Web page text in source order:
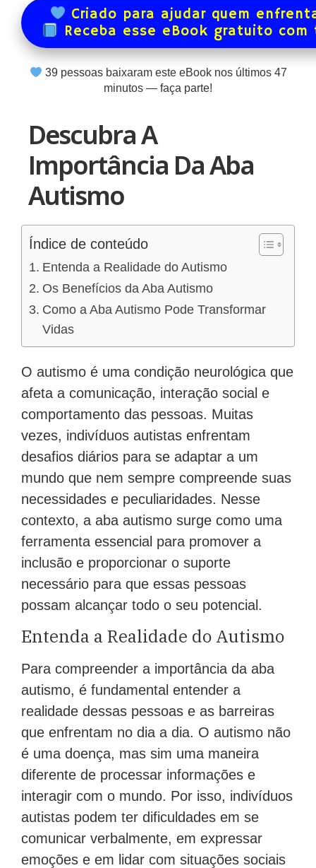
Criado para ajudar quem
Receba esse eBook gratuito
39pessoas baixaram este eBook nos últimos 47
minutos — faça parte!
Descubra A
Importância Da Aba
Autismo
Índice de conteúdo
Entenda a Realidade do Autismo
Os Benefícios da Aba Autismo
Como a Aba Autismo Pode Transformar
Vidas
O autismo é uma condição neurológica que
afeta a comunicação, interação social e
comportamento das pessoas. Muitas
vezes, indivíduos autistas enfrentam
desafios diários para se adaptar a um
mundo que nem sempre compreende suas
necessidades e peculiaridades. Nesse
contexto, a aba autismo surge como uma
ferramenta essencial para promover a
inclusão e proporcionar o suporte
necessário para que essas pessoas
possam alcançar todo o seu potencial.
Entenda a Realidade do Autismo
Para compreender a importância da aba
autismo, é fundamental entender a
realidade dessas pessoas e as barreiras
que enfrentam no dia a dia. O autismo não
é uma doença, mas sim uma maneira
diferente de processar informações e
interagir com o mundo. Por isso, indivíduos
autistas podem ter dificuldades em se
comunicar verbalmente, em expressar
emoções e em lidar com situações sociais